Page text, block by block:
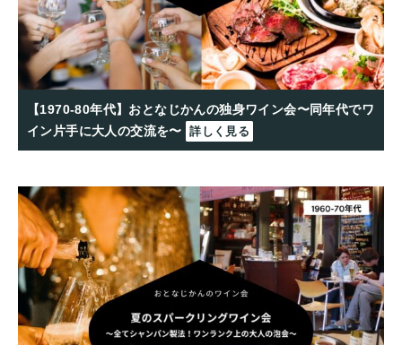
【1970-80年代】おとなじかんの独身ワイン会〜同年代でワ
イン片手に大人の交流を〜
詳しく見る